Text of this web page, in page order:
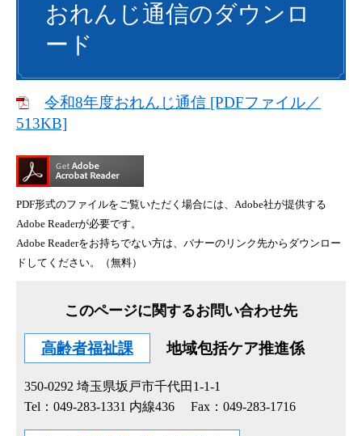
おれんじ通信のダウンロ
ード
令和8年度おれんじ通信 [PDFファイル／
513KB]
PDF形式のファイルをご覧いただく場合には、Adobe社が提供する
Adobe Readerが必要です。
Adobe Readerをお持ちでない方は、バナーのリンク先からダウンロー
ドしてください。（無料）
このページに関するお問い合わせ先
高齢者福祉課 地域包括ケア推進係
350-0292 埼玉県坂戸市千代田1-1-1
Tel：049-283-1331 内線436
Fax：049-283-1716